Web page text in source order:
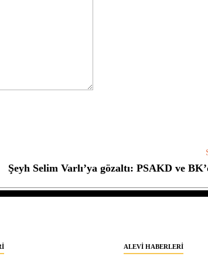
Şeyh Selim Varlı’ya gözaltı: PSAKD ve
ALEVI HABERLERI